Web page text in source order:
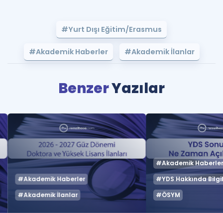
#Yurt Dışı Eğitim/Erasmus
#Akademik Haberler #Akademik İlanlar
BenzerYazılar
#Akademik Haberler
#Akademik İlanlar
#Akademik
#YDS Hakkında
#ÖSYM